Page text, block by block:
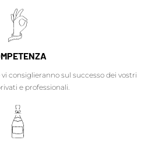
consiglieranno sul successo dei vostri
e professionali.